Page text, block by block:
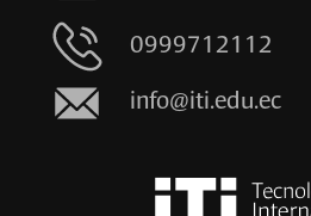
0999712112
info@iti.edu.ec